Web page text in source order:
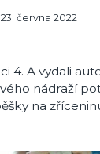
23. června 2022
4. A vydali
nádraží
na